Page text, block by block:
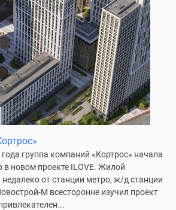
группа компаний «Кортрос» начала
в новом проекте ILOVE. Жилой
от станции метро, ж/д станции
М всесторонне изучил проект